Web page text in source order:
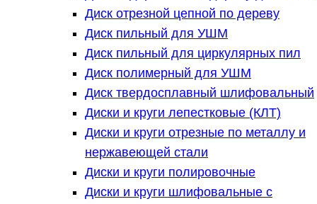
Диск отрезной цепной по дереву
Диск пильный для УШМ
Диск пильный для циркулярных пил
Диск полимерный для УШМ
Диск твердосплавный шлифовальный
Диски и круги лепестковые (КЛТ)
Диски и круги отрезные по металлу и
нержавеющей стали
Диски и круги полировочные
Диски и круги шлифовальные с